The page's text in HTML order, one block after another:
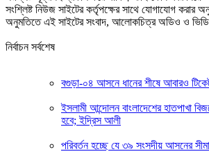
সংশ্লিষ্ট নিউজ সাইটের কর্তৃপক্ষের সাথে যোগাযোগ করার
অনুমতিতে এই সাইটের সংবাদ, আলোকচিত্র অডিও ও
নির্বাচন সর্বশেষ
বগুড়া-০৪ আসনে ধানের শীষে আবারও
ইসলামী আন্দোলন বাংলাদেশের হাতপাখা
হবে; ইদ্রিস আলী
পরিবর্তন হচ্ছে যে ৩৯ সংসদীয় আসনের